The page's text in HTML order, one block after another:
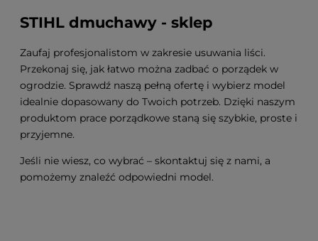
STIHL dmuchawy - sklep
Zaufaj profesjonalistom w zakresie usuwania liści.
Przekonaj się, jak łatwo można zadbać o porządek w
ogrodzie. Sprawdź naszą pełną ofertę i wybierz model
idealnie dopasowany do Twoich potrzeb. Dzięki naszym
produktom prace porządkowe staną się szybkie, proste i
przyjemne.
Jeśli nie wiesz, co wybrać – skontaktuj się z nami, a
pomożemy znaleźć odpowiedni model.